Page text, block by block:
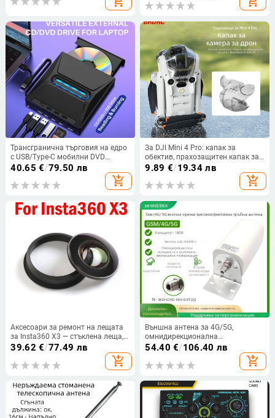
Трансгранична търговия на едро
с USB/Type-C мобилни DVD
записвачки, SD/TF карта, седем-в-
външно оптично устройство
40.65 €/79.50 лв
add_shopping_cart
За DJI Mini 4 Pro: капак за
обектив, прахозащитен капак за
гимбал и фиксиращ ръкав за
9.89 €/19.34 лв
add_shopping_cart
Аксесоари за ремонт на лещата
за Insta360 X3 — стъклена леща,
съвместим с X3, марка Insta360,
39.62 €/77.49 лв
add_shopping_cart
Външна антена за 4G/5G,
омнидирекционална
цилиндрична антена с висок
усилвател на сигнала, 868/915
54.40 €/106.40 лв
add_shopping_cart